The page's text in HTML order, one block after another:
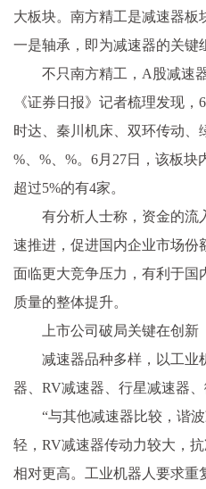
大板块。南方精工是减速器板
一是轴承，即为减速器的关键
不只南方精工，A股减速
《证券日报》记者梳理发现
时达、秦川机床、双环传动、
%、%、%。6月27日，该板
超过5%的有4家。
有分析人士称，资金的流
速推进，促进国内企业市场份
面临更大竞争压力，有利于国
质量的整体提升。
上市公司破局关键在创新
减速器品种多样，以工业
器、RV减速器、行星减速器、
“与其他减速器比较，谐
轻，RV减速器传动力较大，
相对更高。工业机器人要求重